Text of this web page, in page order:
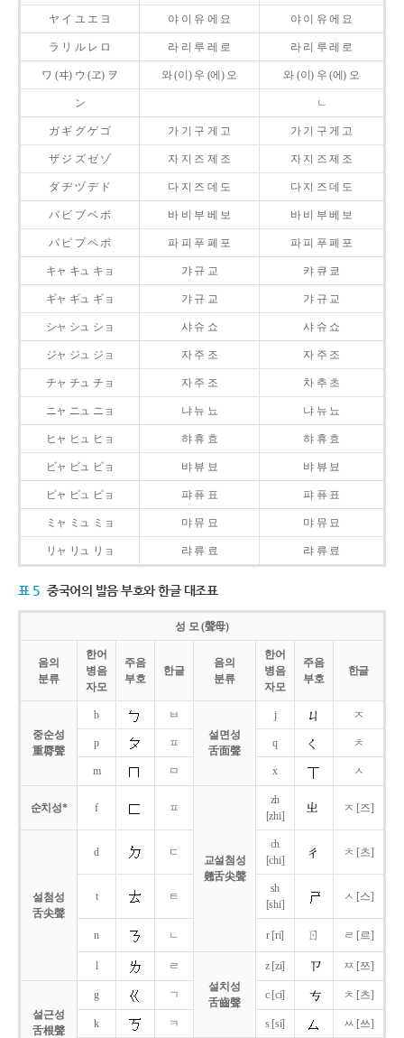
ヤ イ ユ エ ヨ 야 이 유 에 요 야 이 유 에 요
ラ リ ル レ ロ 라 리 루 레 로 라 리 루 레 로
ワ (ヰ) ウ (ヱ) ヲ 와 (이) 우 (에) 오 와 (이) 우 (에) 오
ン ㄴ
ガ ギ グ ゲ ゴ 가 기 구 게 고 가 기 구 게 고
ザ ジ ズ ゼ ゾ 자 지 즈 제 조 자 지 즈 제 조
ダ ヂ ヅ デ ド 다 지 즈 데 도 다 지 즈 데 도
バ ビ ブ ベ ボ 바 비 부 베 보 바 비 부 베 보
パ ピ プ ペ ポ 파 피 푸 페 포 파 피 푸 페 포
キャ キュ キョ 갸 규 교 캬 큐 쿄
ギャ ギュ ギョ 갸 규 교 갸 규 교
シャ シュ ショ 샤 슈 쇼 샤 슈 쇼
ジャ ジュ ジョ 자 주 조 자 주 조
チャ チュ チョ 자 주 조 차 추 초
ニャ ニュ ニョ 냐 뉴 뇨 냐 뉴 뇨
ヒャ ヒュ ヒョ 햐 휴 효 햐 휴 효
ビャ ビュ ビョ 뱌 뷰 뵤 뱌 뷰 뵤
ピャ ピュ ピョ 퍄 퓨 표 퍄 퓨 표
ミャ ミュ ミョ 먀 뮤 묘 먀 뮤 묘
リャ リュ リョ 랴 류 료 랴 류 료
표 5 중국어의 발음 부호와 한글 대조표
성 모 (聲母)
음의
분류
한어
병음
자모
주음
부호
한글
음의
분류
한어
병음
자모
주음
부호
한글
중순성
重脣聲
b
ㅂ
설면성
舌面聲
j ㅈ
p ㅍ q ㅊ
m ㅁ x ㅅ
순치성* f ㅍ
교설첨성
翹舌尖聲
zh
[zhi]
ㅈ [즈]
설첨성
舌尖聲
d ㄷ
ch
[chi]
ㅊ [츠]
t ㅌ
sh
[shi]
ㅅ [스]
n ㄴ r [ri] ㄖ ㄹ [르]
l
ㄹ
설치성
舌齒聲
z [zi] ㅉ [쯔]
설근성
舌根聲
g ㄱ c [ci] ㅊ [츠]
k ㅋ s [si] ㅆ [쓰]